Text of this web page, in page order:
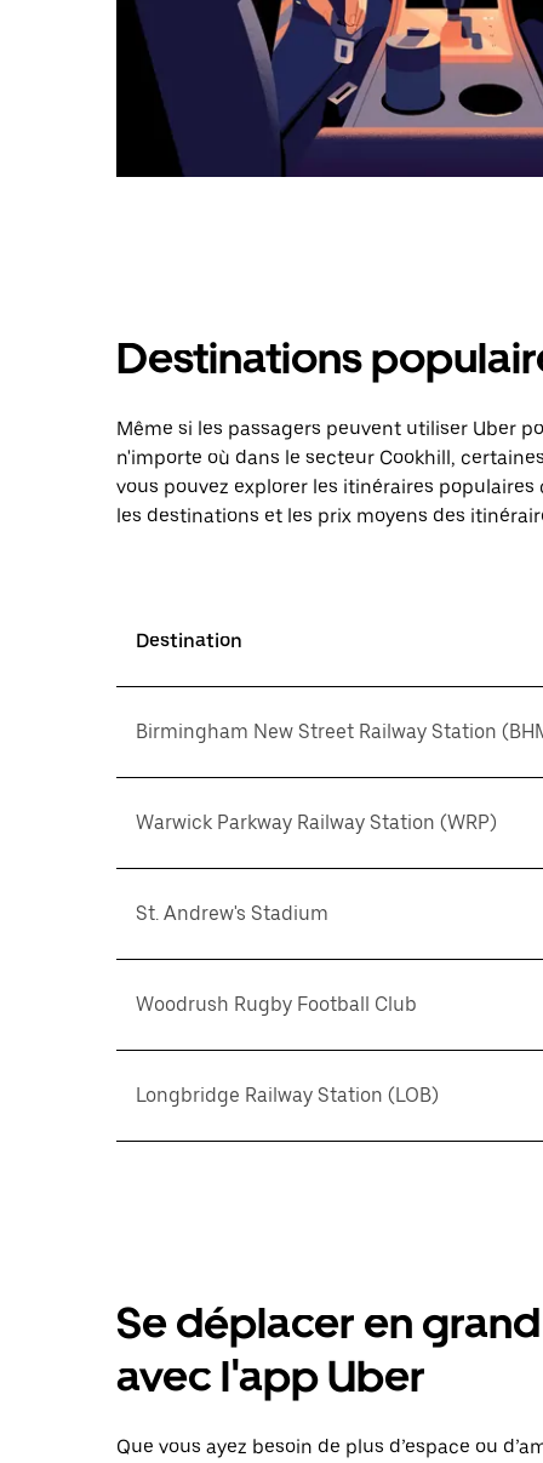
Destinations
Même si les passagers peuvent utiliser Uber
n'importe où dans le secteur Cookhill,
vous pouvez explorer les itinéraires
les destinations et les prix moyens des
Destination
Birmingham New Street Railway Station
Warwick Parkway Railway Station (WRP)
St. Andrew's Stadium
Woodrush Rugby Football Club
Longbridge Railway Station (LOB)
Se déplacer en
avec l'app Uber
Que vous ayez besoin de plus d’espace ou